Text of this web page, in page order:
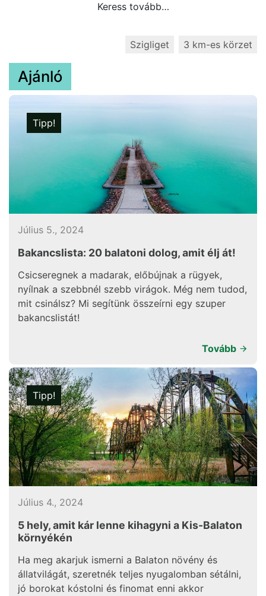
Keress tovább…
Szigliget 3 km-es körzet
Ajánló
Tipp!
Július 5., 2024
Bakancslista: 20 balatoni dolog, amit élj át!
Csicseregnek a madarak, előbújnak a rügyek,
nyílnak a szebbnél szebb virágok. Még nem tudod,
mit csinálsz? Mi segítünk összeírni egy szuper
bakancslistát!
Tovább
Tipp!
Július 4., 2024
5 hely, amit kár lenne kihagyni a Kis-Balaton
környékén
Ha meg akarjuk ismerni a Balaton növény és
állatvilágát, szeretnék teljes nyugalomban sétálni,
jó borokat kóstolni és finomat enni akkor